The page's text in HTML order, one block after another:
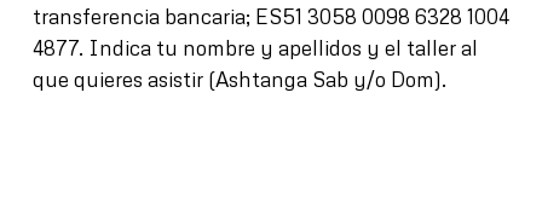
transferencia bancaria; ES51 3058 0098 6328 1004
4877. Indica tu nombre y apellidos y el taller al
que quieres asistir (Ashtanga Sab y/o Dom).